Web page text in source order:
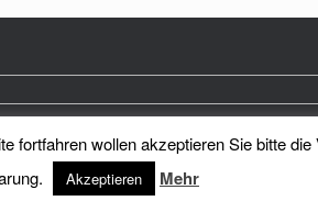
und Land e.V. Theme bySiteOrigin
wollen akzeptieren Sie bitte
Akzeptieren Mehr